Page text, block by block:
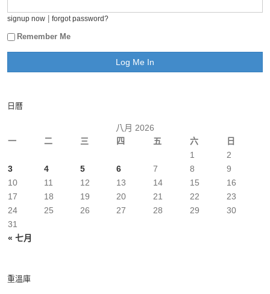
signup now forgot password?
Remember Me
日曆
八月 2026
一
二 三 四 五 六 日
« 七月
1
2
3
4 5 6 7 8
9
10
11 12 13 14 15
16
17
18 19 20 21 22
23
24
25 26 27 28 29
30
31
重溫庫